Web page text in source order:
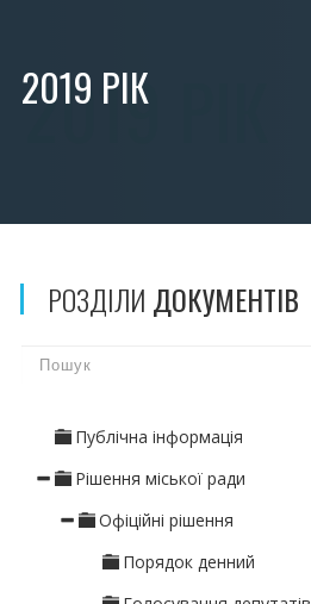
2019 РІК
РОЗДІЛИ ДОКУМЕНТІВ
Публічна інформація
Рішення міської ради
Офіційні рішення
Порядок денний